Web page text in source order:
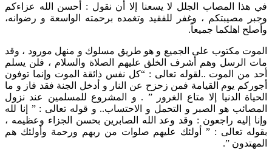
في هذا المصاب الجلل لا يسعنا إلا أن نقول : أحسن الله عزاءكم
وجبر مصيبتكم ، وغفر للفقيد وتغمده برحمته الواسعة و رضوانه،
وأصلح اهلكما جميعاً.
الموت مكتوب على الجميع و هو طريق مسلوك و منهل مورود ، وقد
مات الرسل وهم أشرف الخلق عليهم الصلاة والسلام ، فلن يسلم
أحد من الموت ..لقوله تعالى : “كل نفس ذائقة الموت وإنما توفون
أجوركم يوم القيامة فمن زحزح عن النار و أدخل الجنة فقد فاز و ما
الحياة الدنيا إلا متاع الغرور ” . و المشروع للمسلمين عند نزول
المصائب هو الصبر و التحمل و الاحتساب.. و قوله تعالى : ” إنا لله
وإنا إليه راجعون : وقد وعد الله الصابرين بحسن الجزاء وعظيمه ،
بقوله تعالى : ” أولئك عليهم صلوات من ربهم ورحمة وأولئك هم
المهتدون ”.